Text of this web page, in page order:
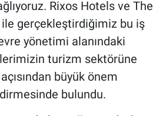
Rixos Hotels ve The
gerçekleştirdiğimiz bu iş
yönetimi alanındaki
turizm sektörüne
büyük önem
bulundu.